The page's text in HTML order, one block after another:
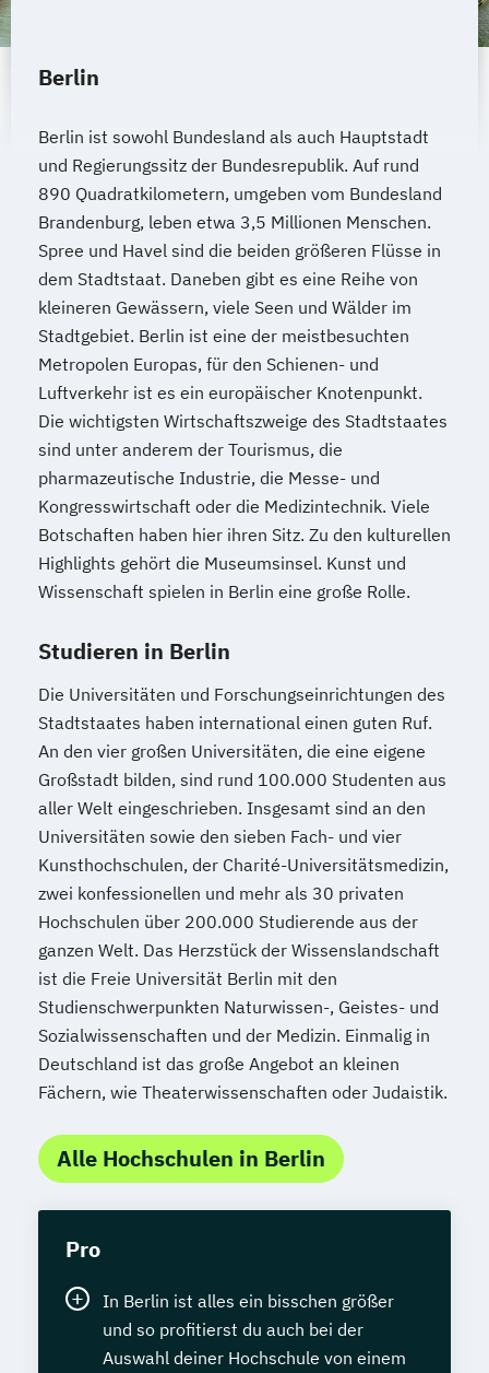
Berlin
Berlin ist sowohl Bundesland als auch Hauptstadt
und Regierungssitz der Bundesrepublik. Auf rund
890 Quadratkilometern, umgeben vom Bundesland
Brandenburg, leben etwa 3,5 Millionen Menschen.
Spree und Havel sind die beiden größeren Flüsse in
dem Stadtstaat. Daneben gibt es eine Reihe von
kleineren Gewässern, viele Seen und Wälder im
Stadtgebiet. Berlin ist eine der meistbesuchten
Metropolen Europas, für den Schienen- und
Luftverkehr ist es ein europäischer Knotenpunkt.
Die wichtigsten Wirtschaftszweige des Stadtstaates
sind unter anderem der Tourismus, die
pharmazeutische Industrie, die Messe- und
Kongresswirtschaft oder die Medizintechnik. Viele
Botschaften haben hier ihren Sitz. Zu den kulturellen
Highlights gehört die Museumsinsel. Kunst und
Wissenschaft spielen in Berlin eine große Rolle.
Studieren in Berlin
Die Universitäten und Forschungseinrichtungen des
Stadtstaates haben international einen guten Ruf.
An den vier großen Universitäten, die eine eigene
Großstadt bilden, sind rund 100.000 Studenten aus
aller Welt eingeschrieben. Insgesamt sind an den
Universitäten sowie den sieben Fach- und vier
Kunsthochschulen, der Charité-Universitätsmedizin,
zwei konfessionellen und mehr als 30 privaten
Hochschulen über 200.000 Studierende aus der
ganzen Welt. Das Herzstück der Wissenslandschaft
ist die Freie Universität Berlin mit den
Studienschwerpunkten Naturwissen-, Geistes- und
Sozialwissenschaften und der Medizin. Einmalig in
Deutschland ist das große Angebot an kleinen
Fächern, wie Theaterwissenschaften oder Judaistik.
Alle Hochschulen in Berlin
Pro
In Berlin ist alles ein bisschen größer
und so profitierst du auch bei der
Auswahl deiner Hochschule von einem